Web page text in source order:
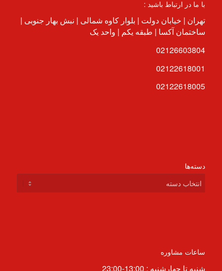
با ما در ارتباط باشید :
تهران | خیابان دولت | بلوار کاوه شمالی | نبش بهار جنوبی |
ساختمان آکسا | طبقه یکم | واحد یک
02126603804
02122618001
02122618005
دسته‌ها
دسته‌ها
ساعات مشاوره
شنبه تا چهارشنبه : 13:00-23:00